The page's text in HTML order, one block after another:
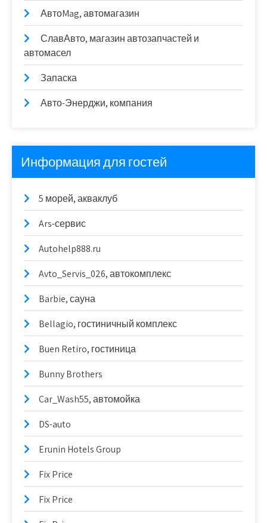
АвтоMag, автомагазин
СлавАвто, магазин автозапчастей и
автомасел
Запаска
Авто-Энерджи, компания
Информация для гостей
5 морей, акваклуб
Ars-сервис
Autohelp888.ru
Avto_Servis_026, автокомплекс
Barbie, сауна
Bellagio, гостиничный комплекс
Buen Retiro, гостиница
Bunny Brothers
Car_Wash55, автомойка
DS-auto
Erunin Hotels Group
Fix Price
Fix Price